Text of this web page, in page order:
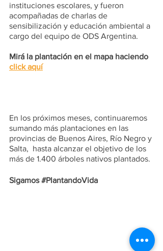
instituciones escolares, y fueron
acompañadas de charlas de
sensibilización y educación ambiental a
cargo del equipo de ODS Argentina.
Mirá la plantación en el mapa haciendo
click aquí
En los próximos meses, continuaremos
sumando más plantaciones en las
provincias de Buenos Aires, Río Negro y
Salta,  hasta alcanzar el objetivo de los
más de 1.400 árboles nativos plantados.
Sigamos #PlantandoVida